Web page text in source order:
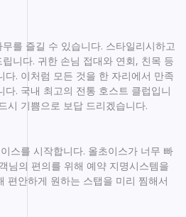
를 즐길 수 있습니다. 스타일리시하고
니다. 귀한 손님 접대와 연회, 친목 등
다. 이처럼 모든 것을 한 자리에서 만족
. 국내 최고의 전통 호스트 클럽입니
시 기쁨으로 보답 드리겠습니다.
스를 시작합니다. 올초이스가 너무 빠
님의 편의를 위해 예약 지명시스템을
편안하게 원하는 스탭을 미리 찜해서